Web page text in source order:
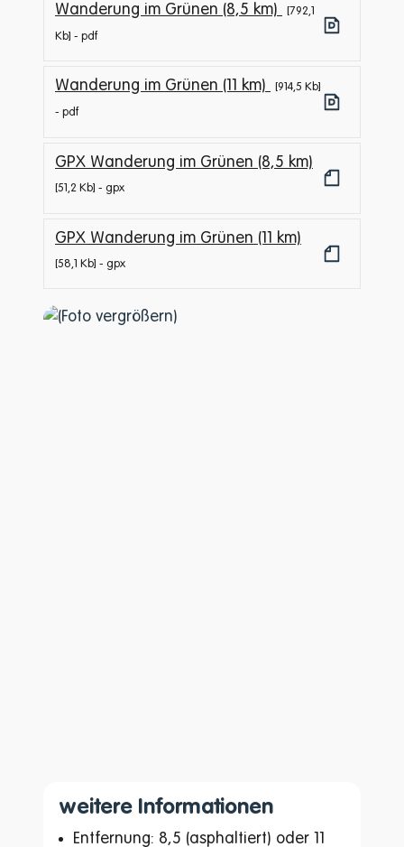
Wanderung im Grünen (8,5 km) 792,1
Kb pdf
Wanderung im Grünen (11 km) 914,5 Kb
pdf
GPX Wanderung im Grünen (8,5 km)
51,2 Kb gpx
GPX Wanderung im Grünen (11 km)
58,1 Kb gpx
weitere Informationen
Entfernung: 8,5 (asphaltiert) oder 11